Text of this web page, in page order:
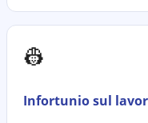
👷
Infortunio sul